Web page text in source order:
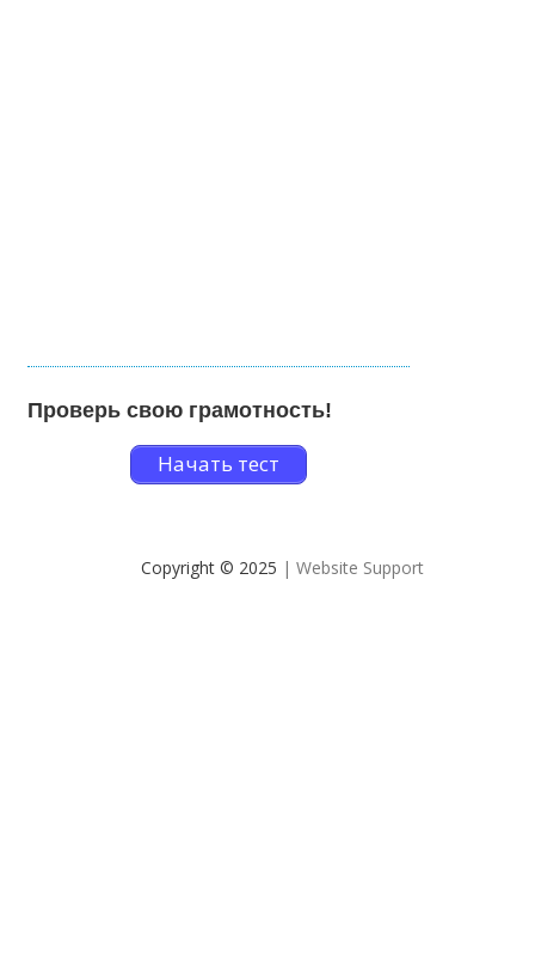
Проверь свою грамотность!
Начать тест
Copyright © 2025 | Website Support